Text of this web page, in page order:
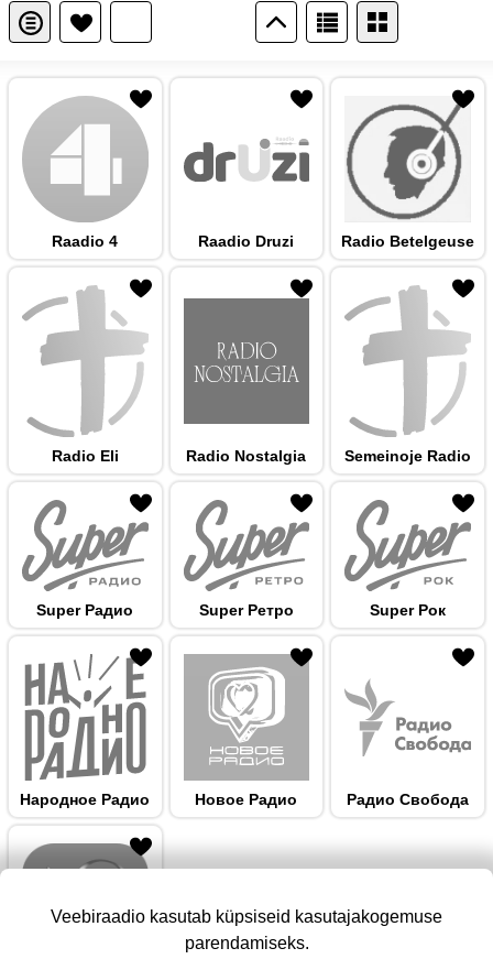
Raadio 4 Raadio Druzi Radio Betelgeuse
Radio Eli Radio Nostalgia Semeinoje Radio
Super Радио Super Ретро Super Рок
Народноe Радио Новое Радио Радио Свобода
Veebiraadio kasutab küpsiseid kasutajakogemuse
parendamiseks.